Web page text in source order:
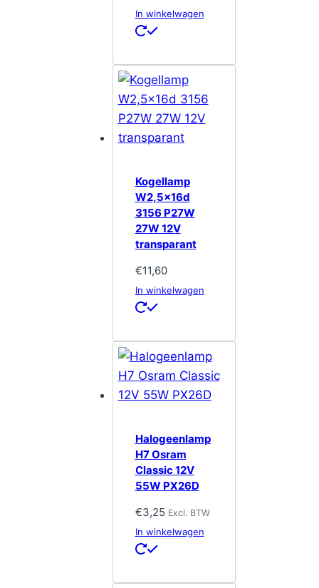
In winkelwagen
Kogellamp
W2,5x16d
3156 P27W
27W 12V
transparant
€11,60
In winkelwagen
Halogeenlamp
H7 Osram
Classic 12V
55W PX26D
€3,25 Excl. BTW
In winkelwagen